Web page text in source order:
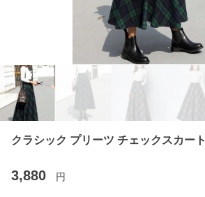
クラシック プリーツ チェックスカート
3,880 円